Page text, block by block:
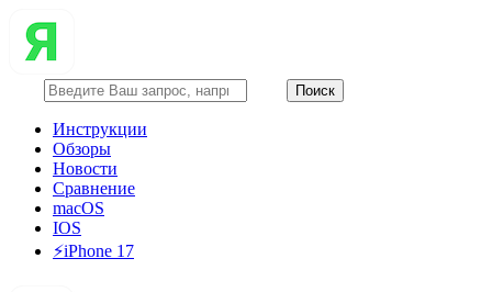
Инструкции
Обзоры
Новости
Сравнение
macOS
IOS
⚡️iPhone 17